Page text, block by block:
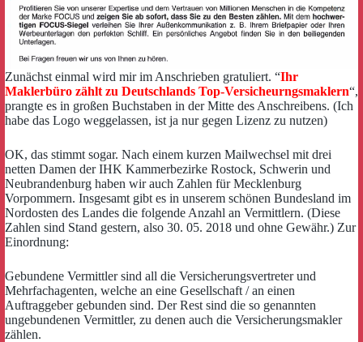
Zunächst einmal wird mir im Anschrieben gratuliert. “Ihr
Maklerbüro zählt zu Deutschlands Top-Versicheurngsmaklern“,
prangte es in großen Buchstaben in der Mitte des Anschreibens. (Ich
habe das Logo weggelassen, ist ja nur gegen Lizenz zu nutzen)
OK, das stimmt sogar. Nach einem kurzen Mailwechsel mit drei
netten Damen der IHK Kammerbezirke Rostock, Schwerin und
Neubrandenburg haben wir auch Zahlen für Mecklenburg
Vorpommern. Insgesamt gibt es in unserem schönen Bundesland im
Nordosten des Landes die folgende Anzahl an Vermittlern. (Diese
Zahlen sind Stand gestern, also 30. 05. 2018 und ohne Gewähr.) Zur
Einordnung:
Gebundene Vermittler sind all die Versicherungsvertreter und
Mehrfachagenten, welche an eine Gesellschaft / an einen
Auftraggeber gebunden sind. Der Rest sind die so genannten
ungebundenen Vermittler, zu denen auch die Versicherungsmakler
zählen.